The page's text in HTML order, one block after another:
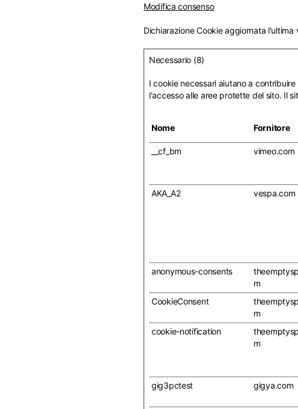
Microsoft Edge
Google Chrome
Mozilla Firefox
Tipologia di cookie
Modifica consenso
Dichiarazione Cookie aggiornata
Necessario (8)
I cookie necessari aiutano a
l'accesso alle aree protette del sito. Il
Nome Fornitore
__cf_bm vimeo.com
AKA_A2 vespa.com
anonymous-consents
m
CookieConsent
m
cookie-notification
m
gig3pctest gigya.com